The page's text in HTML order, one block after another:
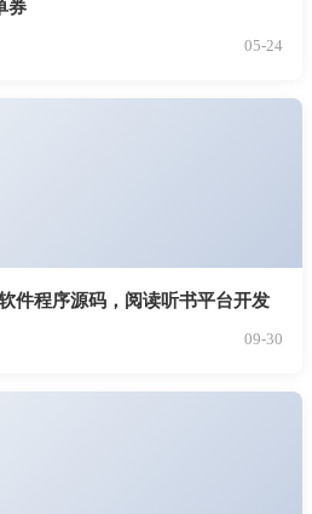
券
05-24
件程序源码，阅读听书平台开发
09-30